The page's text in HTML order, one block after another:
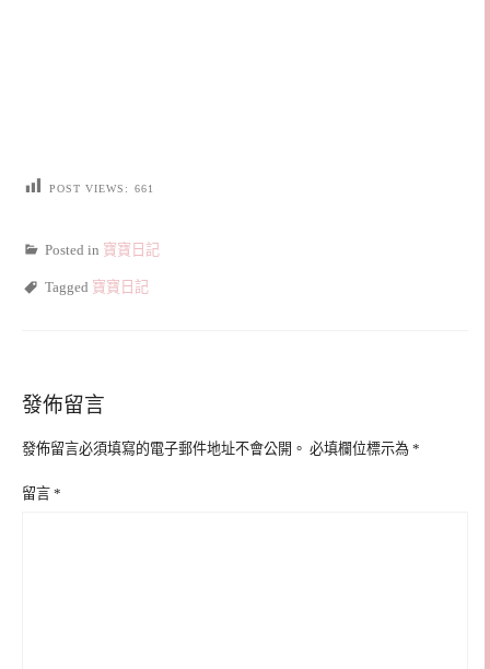
POST VIEWS: 661
Posted in 寶寶日記
Tagged 寶寶日記
發佈留言
發佈留言必須填寫的電子郵件地址不會公開。 必填欄位標示為 *
留言 *